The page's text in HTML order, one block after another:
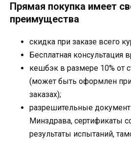
Прямая покупка имеет
преимущества
скидка при заказе всего
Бесплатная консультация
кешбэк в размере 10% от
(может быть оформлен
заказах);
разрешительные
Минздрава, сертификаты
результаты испытаний,